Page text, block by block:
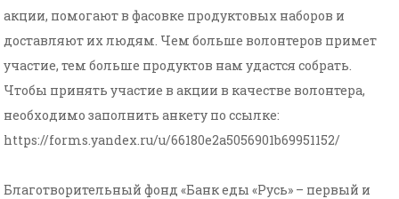
акции, помогают в фасовке продуктовых наборов и
доставляют их людям. Чем больше волонтеров примет
участие, тем больше продуктов нам удастся собрать.
Чтобы принять участие в акции в качестве волонтера,
необходимо заполнить анкету по ссылке:
https://forms.yandex.ru/u/66180e2a5056901b69951152/
Благотворительный фонд «Банк еды «Русь» – первый и